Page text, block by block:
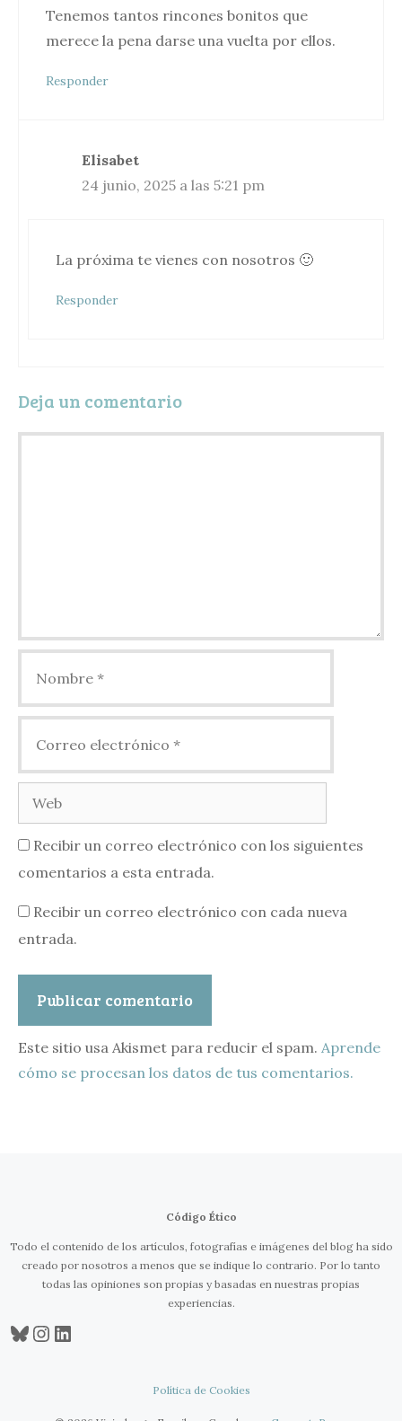
Tenemos tantos rincones bonitos que
merece la pena darse una vuelta por ellos.
Responder
Elisabet
24 junio, 2025 a las 5:21 pm
La próxima te vienes con nosotros 🙂
Responder
Deja un comentario
electrónico
Web
Recibir un correo electrónico con los siguientes
comentarios a esta entrada.
Recibir un correo electrónico con cada nueva
entrada.
Este sitio usa Akismet para reducir el spam. Aprende
cómo se procesan los datos de tus comentarios.
Código Ético
Todo el contenido de los artículos, fotografías e imágenes del blog ha sido
creado por nosotros a menos que se indique lo contrario. Por lo tanto
todas las opiniones son propias y basadas en nuestras propias
experiencias.
Bluesky InstagramLinkedIn
Política de Cookies